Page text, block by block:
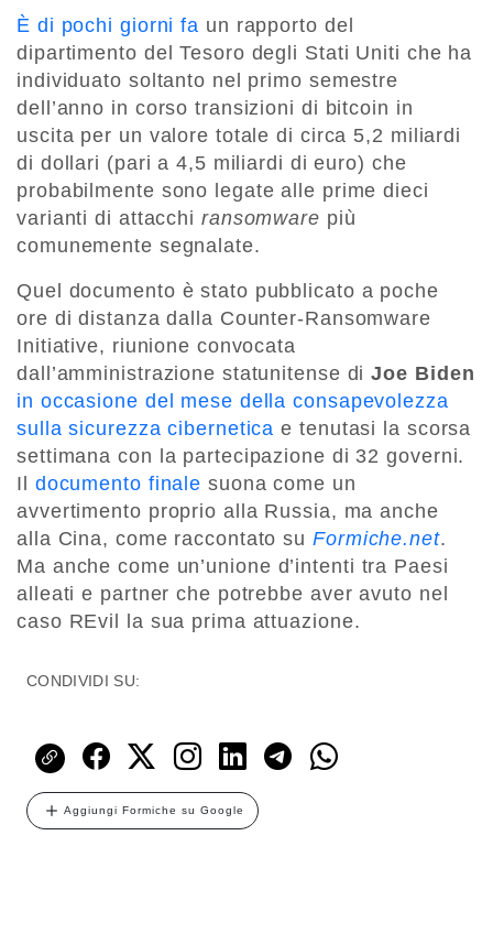
È di pochi giorni fa un rapporto del
dipartimento del Tesoro degli Stati Uniti che ha
individuato soltanto nel primo semestre
dell’anno in corso transizioni di bitcoin in
uscita per un valore totale di circa 5,2 miliardi
di dollari (pari a 4,5 miliardi di euro) che
probabilmente sono legate alle prime dieci
varianti di attacchi ransomware più
comunemente segnalate.
Quel documento è stato pubblicato a poche
ore di distanza dalla Counter-Ransomware
Initiative, riunione convocata
dall’amministrazione statunitense diJoe Biden
in occasione del mese della consapevolezza
sulla sicurezza cibernetica e tenutasi la scorsa
settimana con la partecipazione di 32 governi.
Il documento finale suona come un
avvertimento proprio alla Russia, ma anche
alla Cina, come raccontato su Formiche.net.
Ma anche come un’unione d’intenti tra Paesi
alleati e partner che potrebbe aver avuto nel
caso REvil la sua prima attuazione.
CONDIVIDI SU:
Aggiungi Formiche su Google